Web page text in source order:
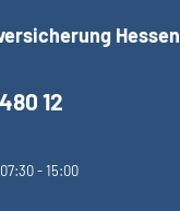
Hessen
12
07:30 - 15:00